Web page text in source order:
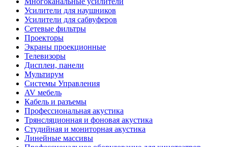
Усилители для наушников
Усилители для сабвуферов
Сетевые фильтры
Проекторы
Экраны проекционные
Телевизоры
Дисплеи, панели
Мультирум
Системы Управления
AV мебель
Кабель и разъемы
Профессиональная акустика
Трянсляционная и фоновая акустика
Студийная и мониторная акустика
Линейные массивы